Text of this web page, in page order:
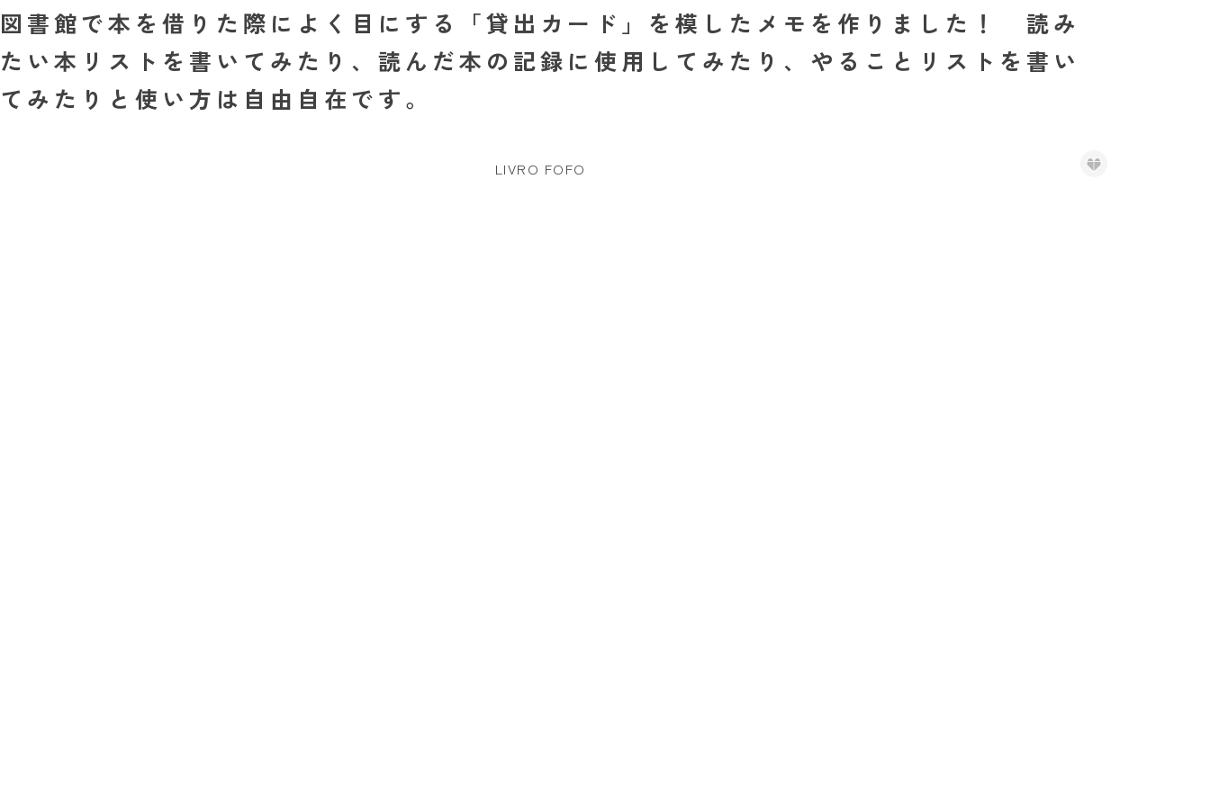
図書館で本を借りた際によく目にする「貸出カード」を模したメモを作りました！ 読み
たい本リストを書いてみたり、読んだ本の記録に使用してみたり、やることリストを書い
てみたりと使い方は自由自在です。
LIVRO FOFO